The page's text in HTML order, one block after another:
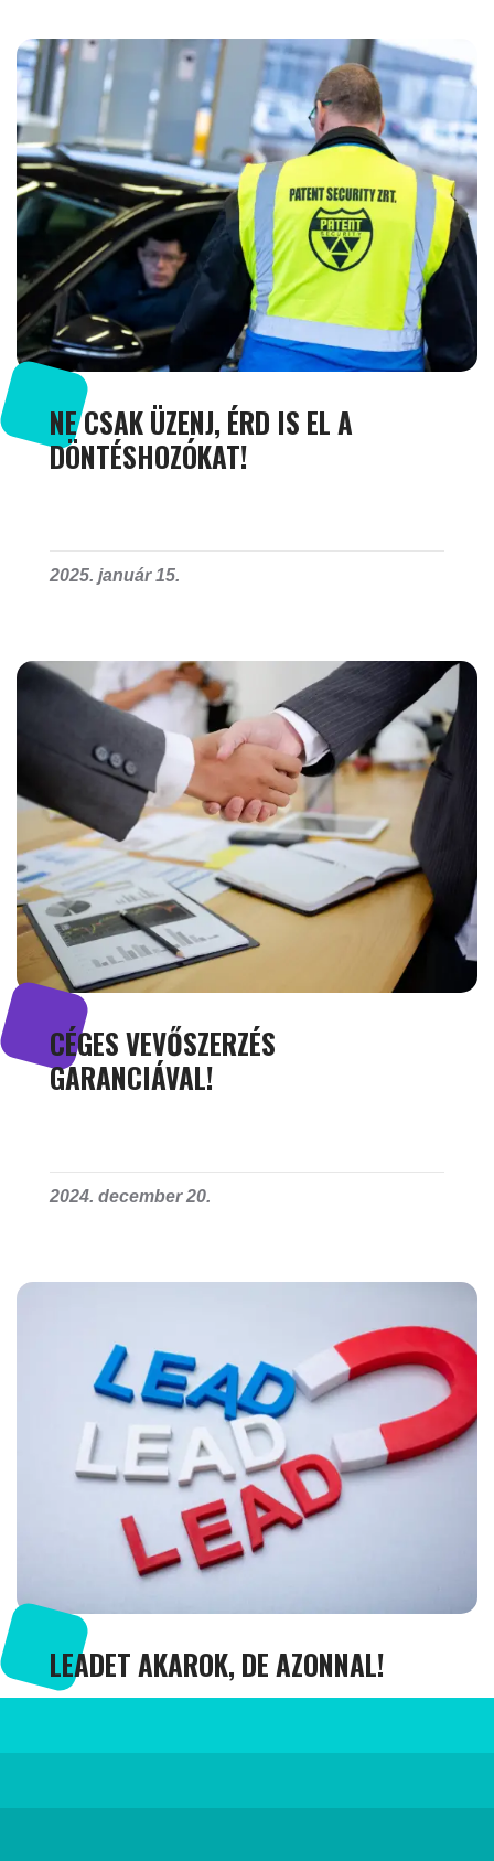
NE CSAK ÜZENJ, ÉRD IS EL A
DÖNTÉSHOZÓKAT!
2025. január 15.
CÉGES VEVŐSZERZÉS
GARANCIÁVAL!
2024. december 20.
LEADET AKAROK, DE AZONNAL!